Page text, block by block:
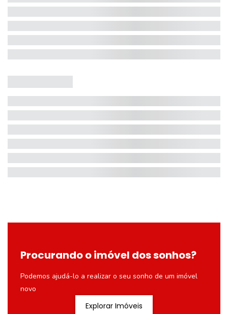
Procurando o imóvel dos sonhos?
Podemos ajudá-lo a realizar o seu sonho de um imóvel
novo
Explorar Imóveis